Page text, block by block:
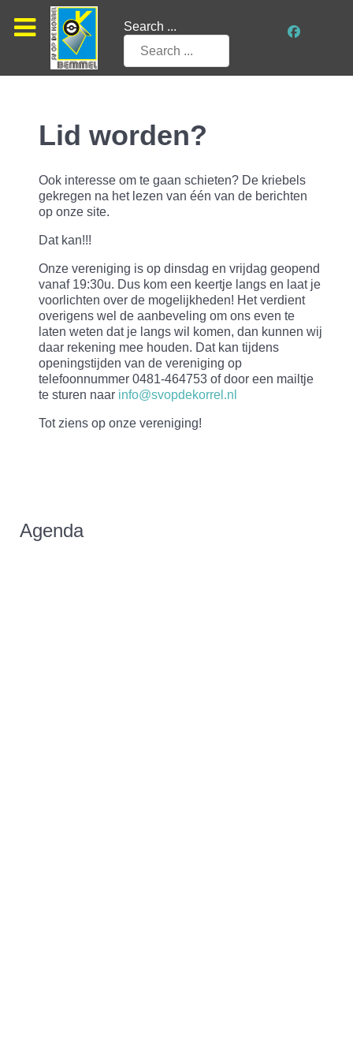
Search ...
Lid worden?
Ook interesse om te gaan schieten? De kriebels
gekregen na het lezen van één van de berichten
op onze site.
Dat kan!!!
Onze vereniging is op dinsdag en vrijdag geopend
vanaf 19:30u. Dus kom een keertje langs en laat je
voorlichten over de mogelijkheden! Het verdient
overigens wel de aanbeveling om ons even te
laten weten dat je langs wil komen, dan kunnen wij
daar rekening mee houden. Dat kan tijdens
openingstijden van de vereniging op
telefoonnummer 0481-464753 of door een mailtje
te sturen naar info@svopdekorrel.nl
Tot ziens op onze vereniging!
Agenda